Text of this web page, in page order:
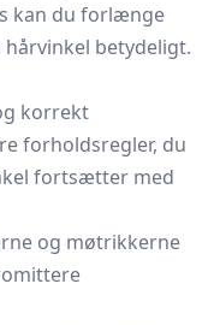
kan du forlænge
betydeligt.
korrekt
forholdsregler, du
fortsætter med
og møtrikkerne